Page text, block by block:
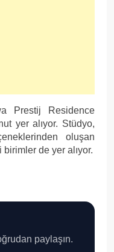
Prestij Residence
yer alıyor. Stüdyo,
oluşan
birimler de yer alıyor.
paylaşın.